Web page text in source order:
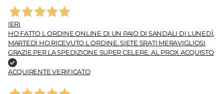
IERI
HO FATTO L ORDINE ONLINE DI UN PAIO DI SANDALI DI LUNEDÌ,
MARTEDÌ HO RICEVUTO L ORDINE. SIETE SRATI MERAVIGLIOSI
GRAZIE PER LA SPEDIZIONE SUPER CELERE. AL PROX ACQUISTO
ACQUIRENTE VERIFICATO